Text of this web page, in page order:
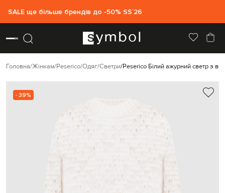
SALE ще більше брендів до -50% SS`26
Головна Жінкам Peserico Одяг Светри Peserico Білий ажурний светр з
- 39%